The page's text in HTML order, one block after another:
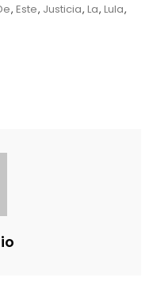
, Este, Justicia, La, Lula,